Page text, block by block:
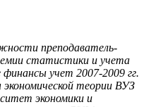
преподаватель-
статистики и учета
учет 2007-2009 гг.
теории ВУЗ
экономики и